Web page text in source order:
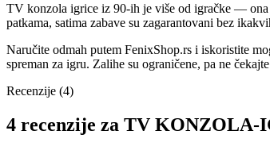
TV konzola igrice iz 90-ih je više od igračke — ona
patkama, satima zabave su zagarantovani bez
Naručite odmah putem FenixShop.rs i iskoristite
spreman za igru. Zalihe su ograničene, pa ne
Recenzije (4)
4 recenzije za TV KONZOLA-